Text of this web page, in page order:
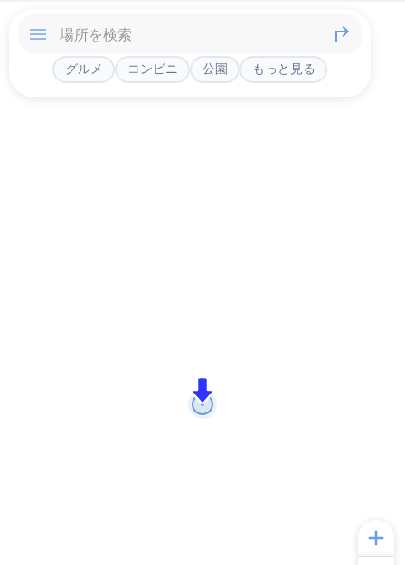
グルメ コンビニ 公園 もっと見る